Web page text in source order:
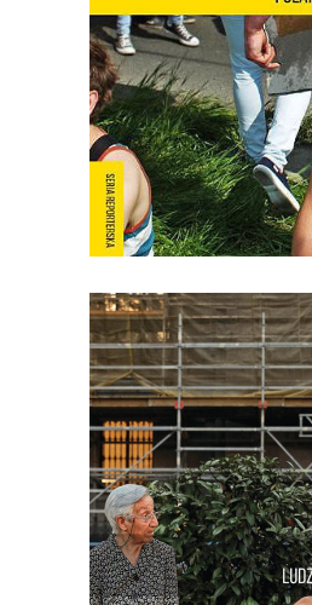
Smutnych, ale nie
Moje pokolenie w
podniecającym
dokumentalnym
Emitowany
[EBOOK]
LUDZIE Z
Franek Kanalarz –
postawił miasto
Susana, która
whoppera z serem, bo
Manuel, który przez 30
z domu. Pedro, syn